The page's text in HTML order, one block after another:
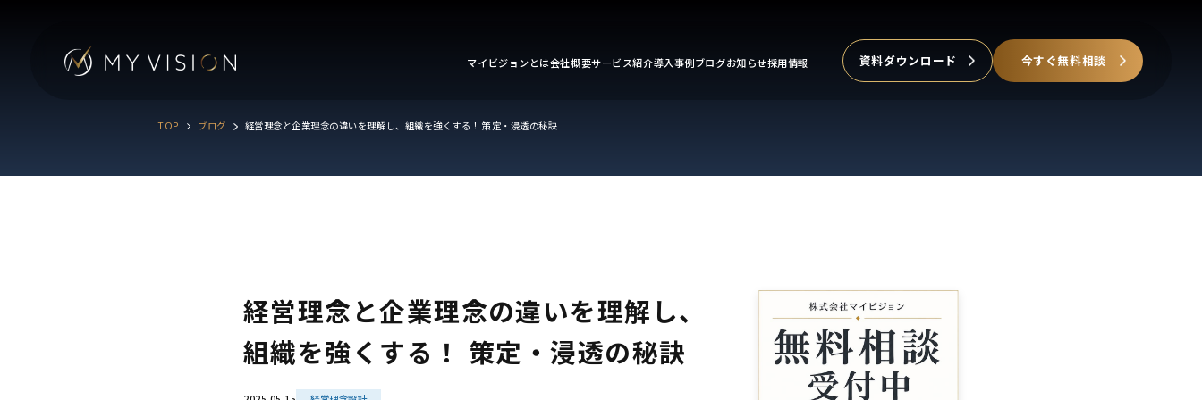
マイビジョンとは会社概要サービス紹介導入事例ブログお知らせ採用情報 資料ダウンロード 今すぐ無料相談
TOP ブログ 経営理念と企業理念の違いを理解し、組織を強くする！ 策定・浸透の秘訣
経営理念と企業理念の違いを理解し、
組織を強くする！ 策定・浸透の秘訣